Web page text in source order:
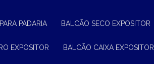
PADARIA BALCÃO SECO EXPOSITOR
EXPOSITOR BALCÃO CAIXA EXPOSITOR